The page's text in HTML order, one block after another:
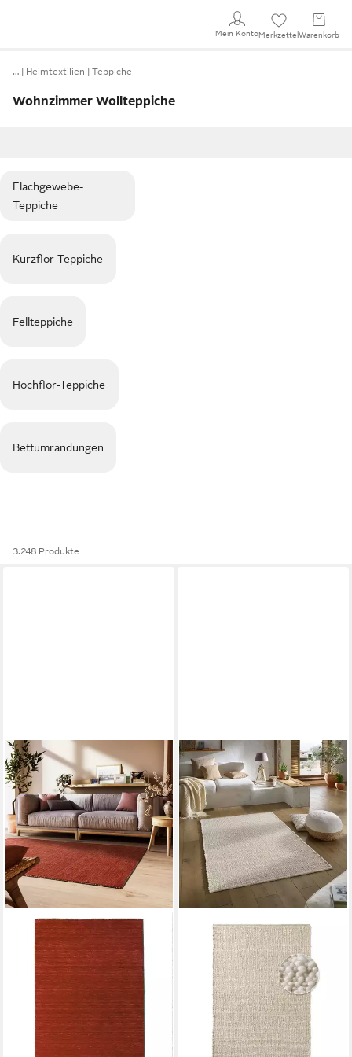
Mein KontoMerkzettel Warenkorb
… Heimtextilien Teppiche
Wohnzimmer Wollteppiche
Flachgewebe-
Teppiche
Kurzflor-Teppiche
Fellteppiche
Hochflor-Teppiche
Bettumrandungen
3.248 Produkte